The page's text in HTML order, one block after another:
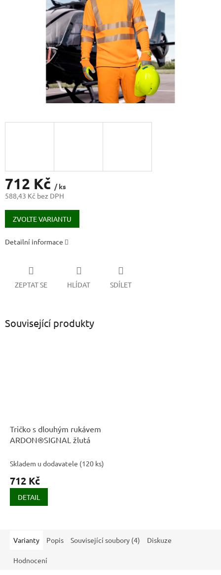
712 Kč / ks
588,43 Kč bez DPH
Měrná
cena:
ZVOLTE VARIANTU
Detailní informace
ZEPTAT SE HLÍDAT SDÍLET
Související produkty
Tričko s dlouhým rukávem
ARDON®SIGNAL žlutá
Skladem u dodavatele (120 ks)
712 Kč
DETAIL
Varianty Popis Související soubory (4) Diskuze
Hodnocení